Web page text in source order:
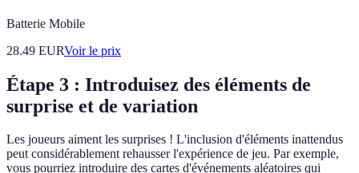
Batterie Mobile
28.49 EURVoir le prix
Étape 3 : Introduisez des éléments de
surprise et de variation
Les joueurs aiment les surprises ! L'inclusion d'éléments inattendus
peut considérablement rehausser l'expérience de jeu. Par exemple,
vous pourriez introduire des cartes d'événements aléatoires qui